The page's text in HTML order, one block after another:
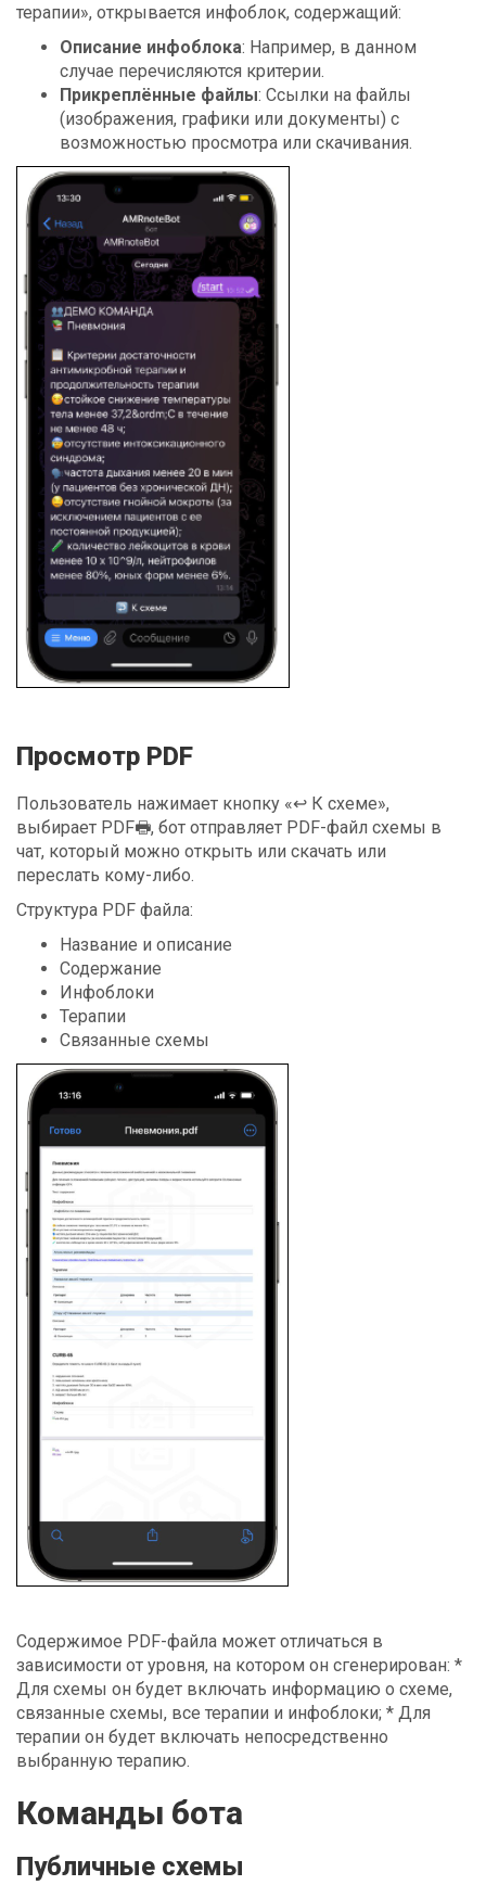
терапии», открывается инфоблок, содержащий:
Описание инфоблока: Например, в данном
случае перечисляются критерии.
Прикреплённые файлы: Ссылки на файлы
(изображения, графики или документы) с
возможностью просмотра или скачивания.
Просмотр PDF
Пользователь нажимает кнопку «↩️ К схеме»,
выбирает PDF🖶, бот отправляет PDF-файл схемы в
чат, который можно открыть или скачать или
переслать кому-либо.
Структура PDF файла:
Название и описание
Содержание
Инфоблоки
Терапии
Связанные схемы
Содержимое PDF-файла может отличаться в
зависимости от уровня, на котором он сгенерирован: *
Для схемы он будет включать информацию о схеме,
связанные схемы, все терапии и инфоблоки; * Для
терапии он будет включать непосредственно
выбранную терапию.
Команды бота
Публичные схемы